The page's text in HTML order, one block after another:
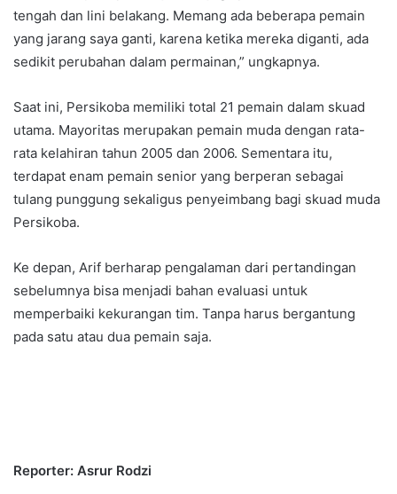
tengah dan lini belakang. Memang ada beberapa pemain
yang jarang saya ganti, karena ketika mereka diganti, ada
sedikit perubahan dalam permainan,” ungkapnya.
Saat ini, Persikoba memiliki total 21 pemain dalam skuad
utama. Mayoritas merupakan pemain muda dengan rata-
rata kelahiran tahun 2005 dan 2006. Sementara itu,
terdapat enam pemain senior yang berperan sebagai
tulang punggung sekaligus penyeimbang bagi skuad muda
Persikoba.
Ke depan, Arif berharap pengalaman dari pertandingan
sebelumnya bisa menjadi bahan evaluasi untuk
memperbaiki kekurangan tim. Tanpa harus bergantung
pada satu atau dua pemain saja.
Reporter: Asrur Rodzi